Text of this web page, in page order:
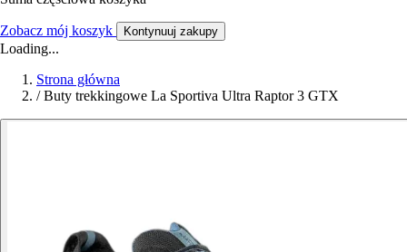
Zobacz mój koszyk Kontynuuj zakupy
Loading...
Strona główna
/ Buty trekkingowe La Sportiva Ultra Raptor 3 GTX